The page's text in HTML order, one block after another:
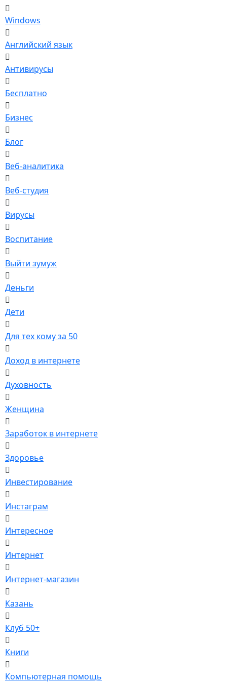
Windows
Английский язык
Антивирусы
Бесплатно
Бизнес
Блог
Веб-аналитика
Веб-студия
Вирусы
Воспитание
Выйти зумуж
Деньги
Дети
Для тех кому за 50
Доход в интернете
Духовность
Женщина
Заработок в интернете
Здоровье
Инвестирование
Инстаграм
Интересное
Интернет
Интернет-магазин
Казань
Клуб 50+
Книги
Компьютерная помощь